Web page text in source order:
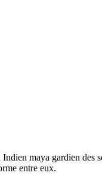
maya gardien des
entre eux.